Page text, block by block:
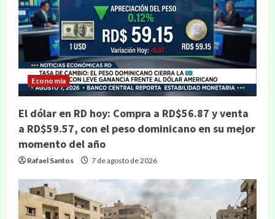
Economía
El dólar en RD hoy: Compra a RD$56.87 y venta
a RD$59.57, con el peso dominicano en su mejor
momento del año
Rafael Santos 7 de agosto de 2026